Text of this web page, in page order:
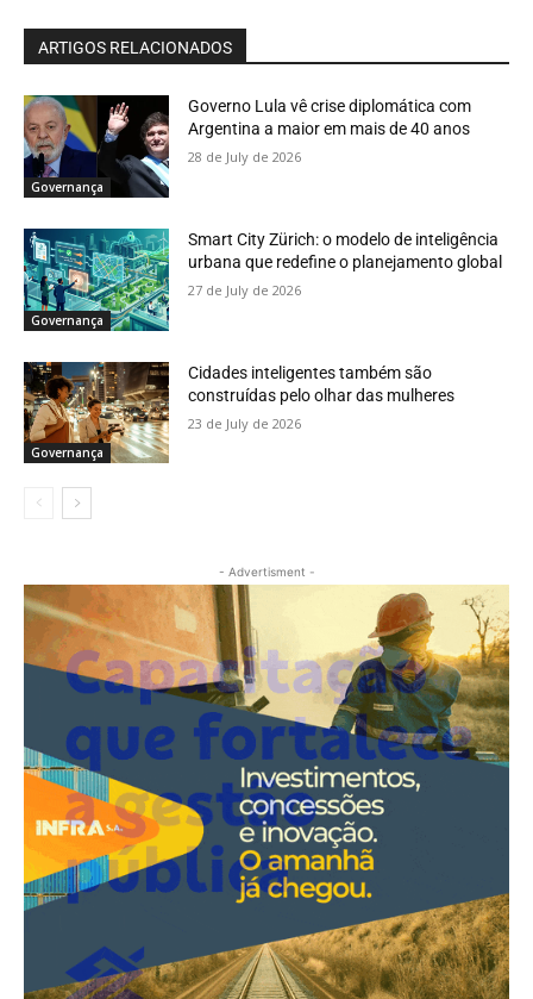
ARTIGOS RELACIONADOS
Governança
Governo Lula vê crise diplomática com
Argentina a maior em mais de 40 anos
28 de July de 2026
Governança
Smart City Zürich: o modelo de inteligência
urbana que redefine o planejamento global
27 de July de 2026
Governança
Cidades inteligentes também são
construídas pelo olhar das mulheres
23 de July de 2026
- Advertisment -